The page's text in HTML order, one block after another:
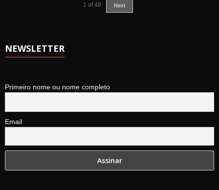
1 of 48 Next
NEWSLETTER
Primeiro nome ou nome completo
Email